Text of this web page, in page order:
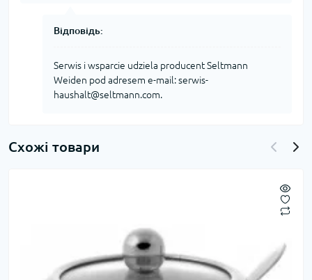
Відповідь:
Serwis i wsparcie udziela producent Seltmann
Weiden pod adresem e-mail: serwis-
haushalt@seltmann.com.
Схожі товари